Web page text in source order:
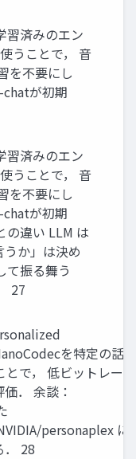
習済みのエン
うことで， 音
を不要にし
が初期
習済みのエン
うことで， 音
を不要にし
が初期
の違い LLM は
か」は決め
て振る舞う
27
を特定の話
で， 低ビットレー
． 余談：
personaplex に
． 28